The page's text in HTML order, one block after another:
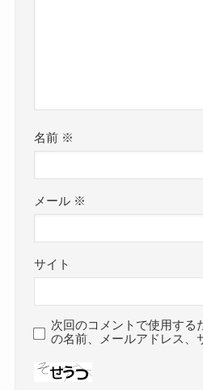
名前 ※
メール ※
サイト
次回のコメントで使用する
の名前、メールアドレス、